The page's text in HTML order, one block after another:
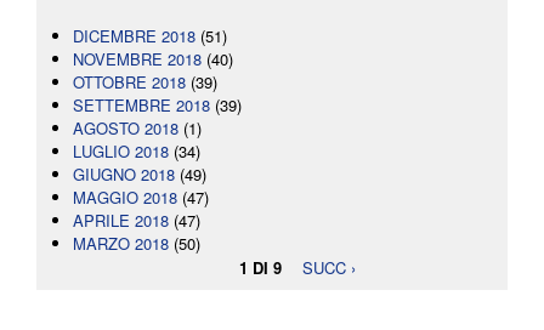
DICEMBRE 2018 (51)
NOVEMBRE 2018 (40)
OTTOBRE 2018 (39)
SETTEMBRE 2018 (39)
AGOSTO 2018 (1)
LUGLIO 2018 (34)
GIUGNO 2018 (49)
MAGGIO 2018 (47)
APRILE 2018 (47)
MARZO 2018 (50)
1 DI 9
SUCC ›